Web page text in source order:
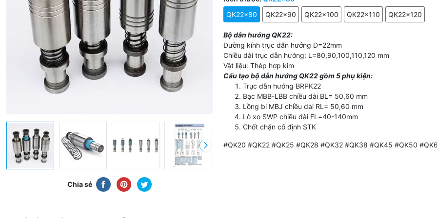
Chia sẻ
QK22x80
QK22x90 QK22x100 QK22x110 QK22x120
Bộ dẫn hướng QK22:
Đường kính trục dẫn hướng D=22mm
Chiều dài trục dẫn hướng: L=80,90,100,110,120 mm
Vật liệu: Thép hợp kim
Cấu tạo bộ dẫn hướng QK22 gồm 5 phụ kiện:
Trục dẫn hướng BRPK22
Bạc MBB-LBB chiều dài BL= 50,60 mm
Lồng bi MBJ chiều dài RL= 50,60 mm
Lò xo SWP chiều dài FL=40-140mm
Chốt chặn cố định STK
#QK20 #QK22 #QK25 #QK28 #QK32 #QK38 #QK45 #QK50